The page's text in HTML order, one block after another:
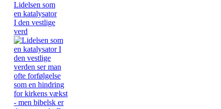
Lidelsen som
en katalysator
I den vestlige
verd